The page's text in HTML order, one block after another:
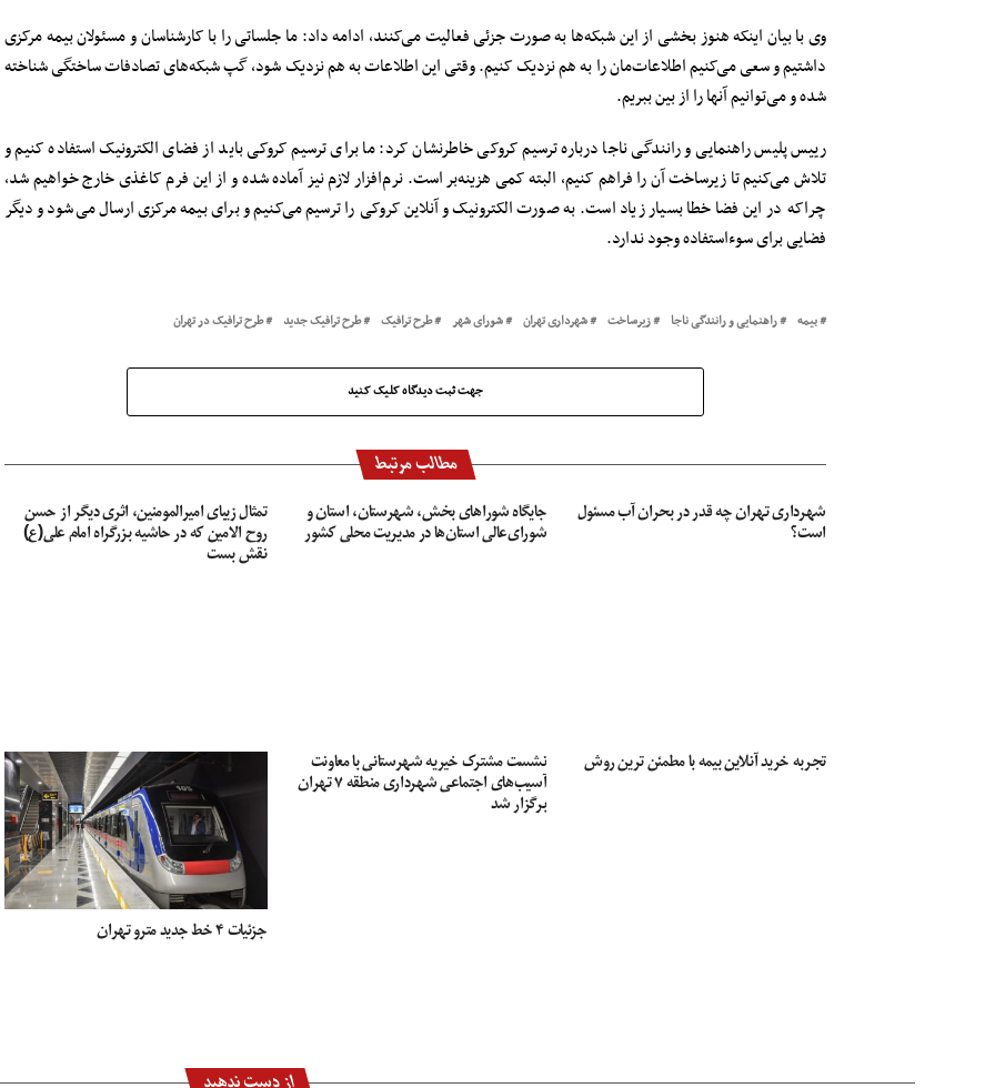
وی با بیان اینکه هنوز بخشی از این شبکه‌ها به صورت جزئی فعالیت می‌کنند، ادامه داد: ما جلساتی را با کارشناسان و مسئولان بیمه مرکزی
داشتیم و سعی می‌کنیم اطلاعات‌مان را به هم نزدیک کنیم. وقتی این اطلاعات به هم نزدیک شود، گپ شبکه‌های تصادفات ساختگی شناخته
شده و می‌توانیم آنها را از بین ببریم.
رییس پلیس راهنمایی و رانندگی ناجا درباره ترسیم کروکی خاطرنشان کرد: ما برای ترسیم کروکی باید از فضای الکترونیک استفاده کنیم و
تلاش می‌کنیم تا زیرساخت آن را فراهم کنیم، البته کمی هزینه‌بر است. نرم‌افزار لازم نیز آماده شده و از این فرم کاغذی خارج خواهیم شد،
چراکه در این فضا خطا بسیار زیاد است. به صورت الکترونیک و آنلاین کروکی را ترسیم می‌کنیم و برای بیمه مرکزی ارسال می‌شود و دیگر
فضایی برای سوءاستفاده وجود ندارد.
بیمه راهنمایی و رانندگی ناجا زیرساخت شهرداری تهران شورای شهر طرح ترافیک طرح ترافیک جدید طرح ترافیک در تهران
جهت ثبت دیدگاه کلیک کنید
مطالب مرتبط
شهرداری تهران چه قدر در بحران آب مسئول
است؟
جایگاه شورا‌های بخش، شهرستان، استان و
شورای‌عالی استان‌ها در مدیریت محلی کشور
تمثال زیبای امیرالمومنین، اثری دیگر از حسن
روح الامین که در حاشیه بزرگراه امام علی(ع)
نقش بست
تجربه خرید آنلاین بیمه با مطمئن ترین روش
نشست مشترک خیریه شهرستانی با معاونت
آسیب‌های اجتماعی شهرداری منطقه ۷ تهران
برگزار شد
جزئیات ۴ خط جدید مترو تهران
از دست ندهید